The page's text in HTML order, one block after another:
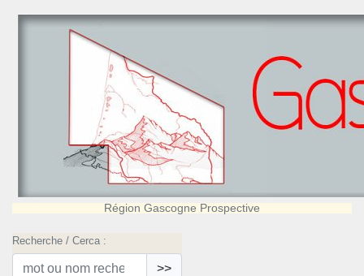
Région Gascogne Prospective
Recherche / Cerca :
>>